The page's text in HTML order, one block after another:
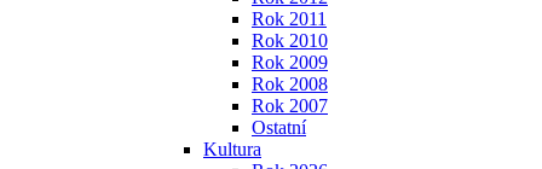
Rok 2011
Rok 2010
Rok 2009
Rok 2008
Rok 2007
Ostatní
Kultura